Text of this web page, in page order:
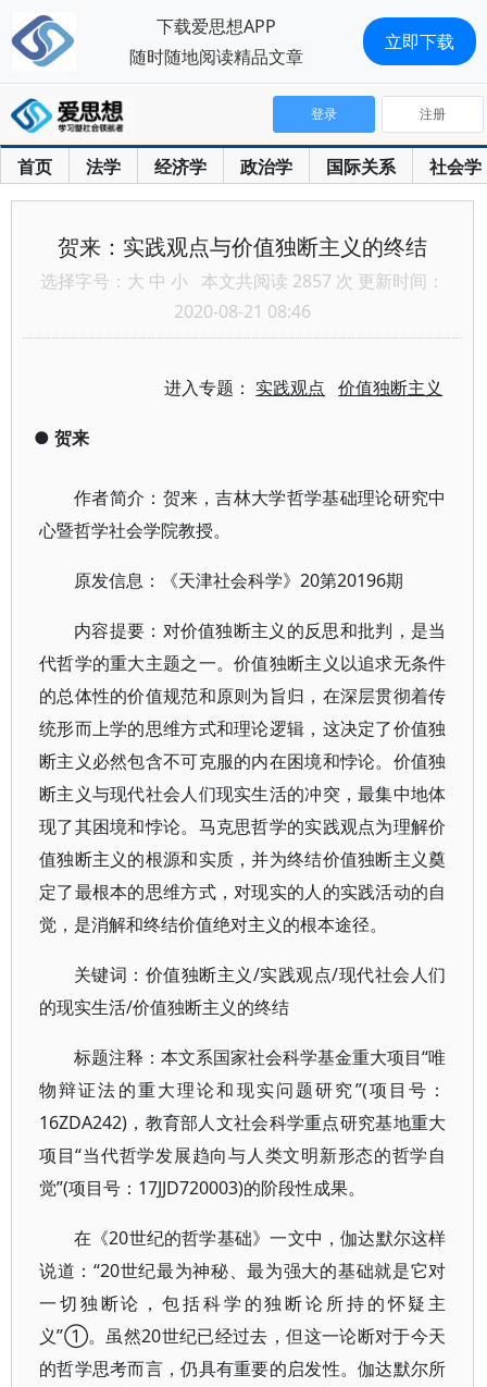
首页 法学 经济学 政治学 国际关系 社会学
登录 注册
贺来：实践观点与价值独断主义的终结
选择字号： 大 中 小 本文共阅读 2857 次 更新时间：
2020-08-21 08:46
进入专题： 实践观点 价值独断主义
● 贺来
作者简介：贺来，吉林大学哲学基础理论研究中
心暨哲学社会学院教授。
原发信息：《天津社会科学》20第20196期
内容提要：对价值独断主义的反思和批判，是当
代哲学的重大主题之一。价值独断主义以追求无条件
的总体性的价值规范和原则为旨归，在深层贯彻着传
统形而上学的思维方式和理论逻辑，这决定了价值独
断主义必然包含不可克服的内在困境和悖论。价值独
断主义与现代社会人们现实生活的冲突，最集中地体
现了其困境和悖论。马克思哲学的实践观点为理解价
值独断主义的根源和实质，并为终结价值独断主义奠
定了最根本的思维方式，对现实的人的实践活动的自
觉，是消解和终结价值绝对主义的根本途径。
关键词：价值独断主义/实践观点/现代社会人们
的现实生活/价值独断主义的终结
标题注释：本文系国家社会科学基金重大项目“唯
物辩证法的重大理论和现实问题研究”(项目号：
16ZDA242)，教育部人文社会科学重点研究基地重大
项目“当代哲学发展趋向与人类文明新形态的哲学自
觉”(项目号：17JJD720003)的阶段性成果。
在《20世纪的哲学基础》一文中，伽达默尔这样
说道：“20世纪最为神秘、最为强大的基础就是它对
一切独断论，包括科学的独断论所持的怀疑主
义”①。虽然20世纪已经过去，但这一论断对于今天
的哲学思考而言，仍具有重要的启发性。伽达默尔所
下载爱思想APP
随时随地阅读精品文章
立即下载